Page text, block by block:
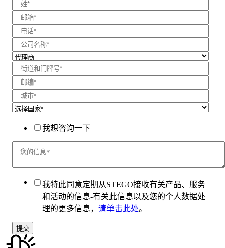
我想咨询一下
我特此同意定期从STEGO接收有关产品、服务
和活动的信息-有关此信息以及您的个人数据处
理的更多信息， 请单击此处。